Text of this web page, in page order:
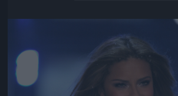
Jön még kép!